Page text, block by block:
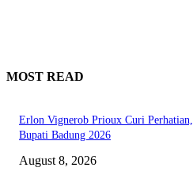
MOST READ
Erlon Vignerob Prioux Curi
Bupati Badung 2026
August 8, 2026